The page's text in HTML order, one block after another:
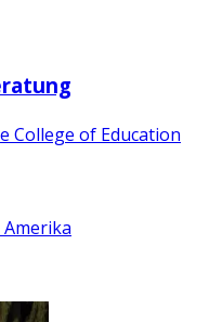
College of Education